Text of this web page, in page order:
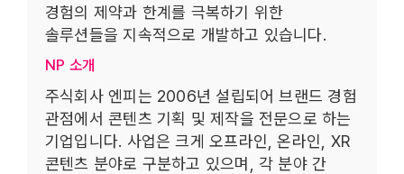
경험의 제약과 한계를 극복하기 위한
솔루션들을 지속적으로 개발하고 있습니다.
NP 소개
주식회사 엔피는 2006년 설립되어 브랜드 경험
관점에서 콘텐츠 기획 및 제작을 전문으로 하는
기업입니다. 사업은 크게 오프라인, 온라인, XR
콘텐츠 분야로 구분하고 있으며, 각 분야 간